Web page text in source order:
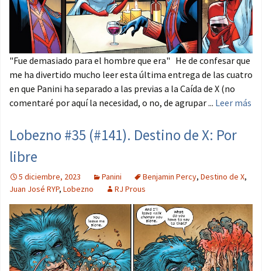
"Fue demasiado para el hombre que era" He de confesar que
me ha divertido mucho leer esta última entrega de las cuatro
en que Panini ha separado a las previas a la Caída de X (no
comentaré por aquí la necesidad, o no, de agrupar ... Leer más
Lobezno #35 (#141). Destino de X: Por
libre
5 diciembre, 2023 Panini Benjamin Percy, Destino de X,
Juan José RYP, Lobezno RJ Prous